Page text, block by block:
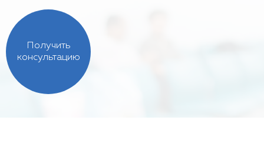
Получить
консультацию